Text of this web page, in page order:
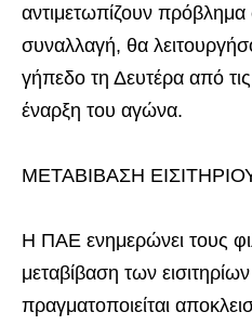
αντιμετωπίζουν
συναλλαγή, θα
γήπεδο τη Δευτέρα από
έναρξη του αγώνα.
ΜΕΤΑΒΙΒΑΣΗ
Η ΠΑΕ ενημερώνει τους
μεταβίβαση των εισιτηρίων
πραγματοποιείται